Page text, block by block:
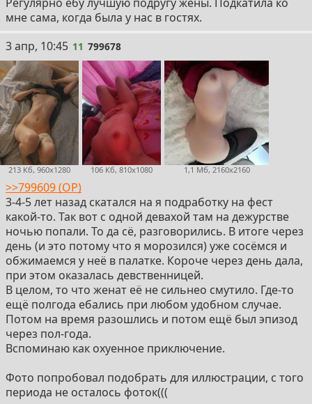
мне сама, когда была у нас в гостях.
11
3 апр, 10:45 11 799678
213 Кб, 960x1280 106 Кб, 810x1080 1,1 Мб, 2160x2160
>>799609 (OP)
3-4-5 лет назад скатался на я подработку на фест
какой-то. Так вот с одной девахой там на дежурстве
ночью попали. То да сё, разговорились. В итоге через
день (и это потому что я морозился) уже сосёмся и
обжимаемся у неё в палатке. Короче через день дала,
при этом оказалась девственницей.
В целом, то что женат её не сильнео смутило. Где-то
ещё полгода ебались при любом удобном случае.
Потом на время разошлись и потом ещё был эпизод
через пол-года.
Вспоминаю как охуенное приключение.
Фото попробовал подобрать для иллюстрации, с того
периода не осталось фоток(((